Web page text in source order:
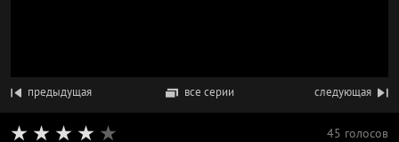
предыдущая все серии следующая
45 голосов